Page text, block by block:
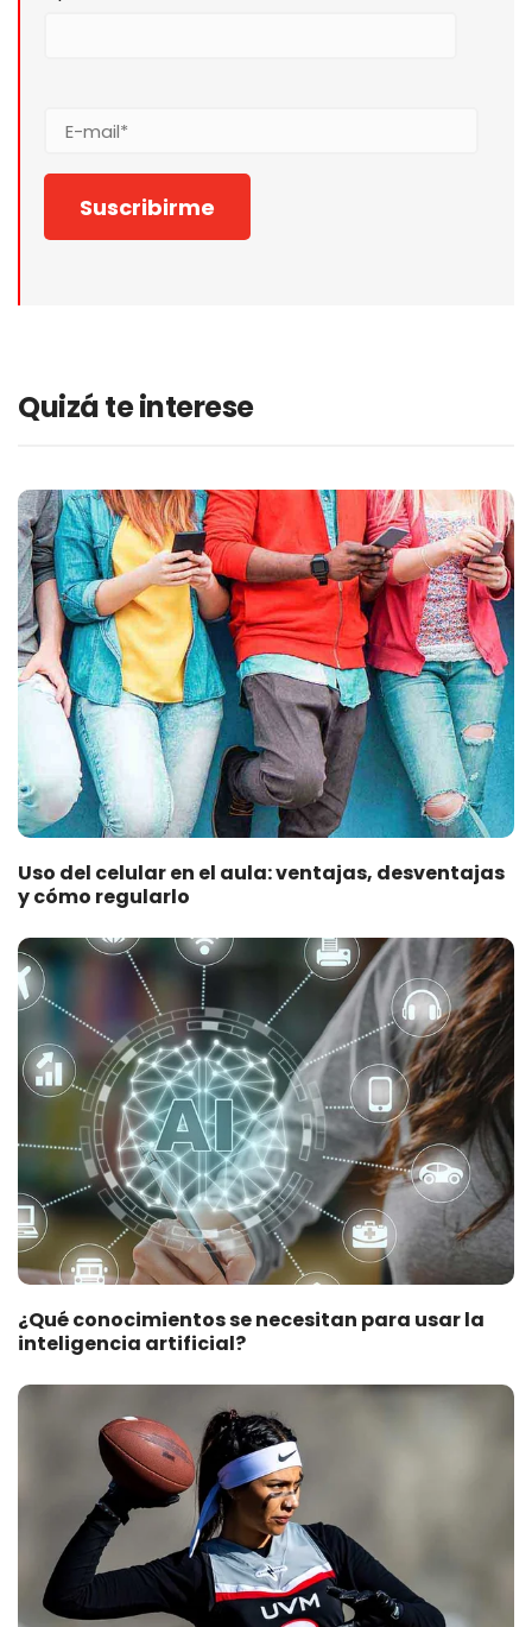
Quizá te interese
Uso del celular en el aula: ventajas, desventajas
y cómo regularlo
¿Qué conocimientos se necesitan para usar la
inteligencia artificial?